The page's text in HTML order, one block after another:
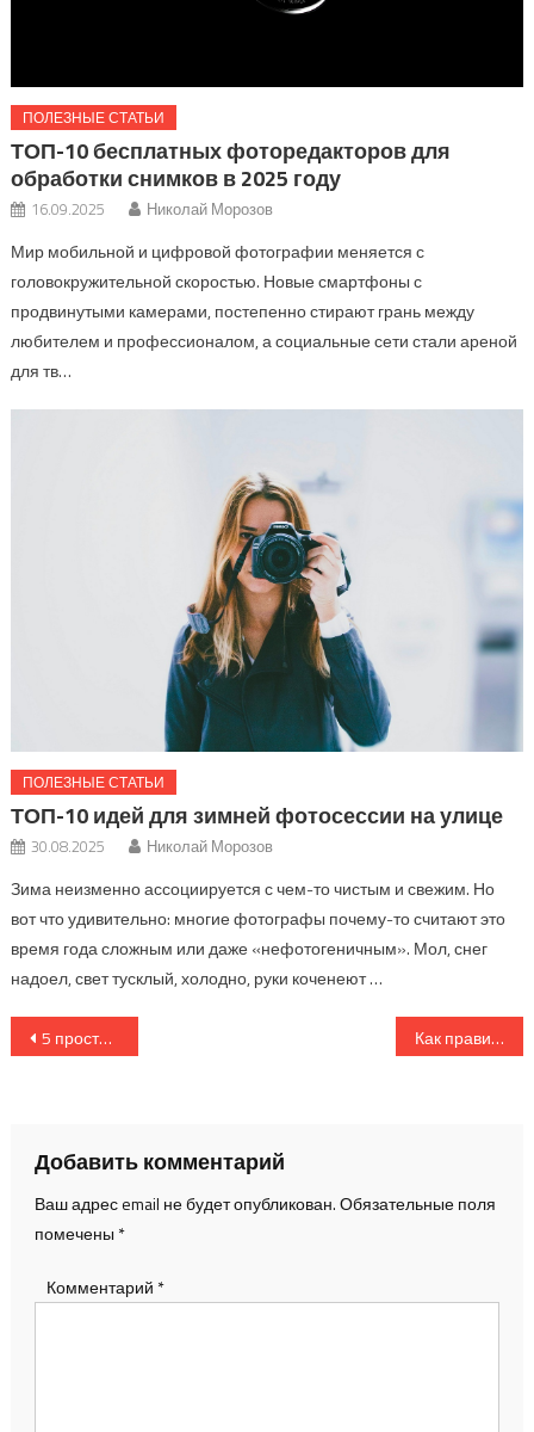
ПОЛЕЗНЫЕ СТАТЬИ
ТОП-10 бесплатных фоторедакторов для
обработки снимков в 2025 году
16.09.2025 Николай Морозов
Мир мобильной и цифровой фотографии меняется с
головокружительной скоростью. Новые смартфоны с
продвинутыми камерами, постепенно стирают грань между
любителем и профессионалом, а социальные сети стали ареной
для тв…
ПОЛЕЗНЫЕ СТАТЬИ
ТОП-10 идей для зимней фотосессии на улице
30.08.2025 Николай Морозов
Зима неизменно ассоциируется с чем-то чистым и свежим. Но
вот что удивительно: многие фотографы почему-то считают это
время года сложным или даже «нефотогеничным». Мол, снег
надоел, свет тусклый, холодно, руки коченеют …
Навигация
5 простых способов улучшить портретную фотографию дома Как правильно оформлять визуальный контент для блога: практические рекомендации
Добавить комментарий
Ваш адрес email не будет опубликован.Обязательные поля
помечены *
Комментарий *